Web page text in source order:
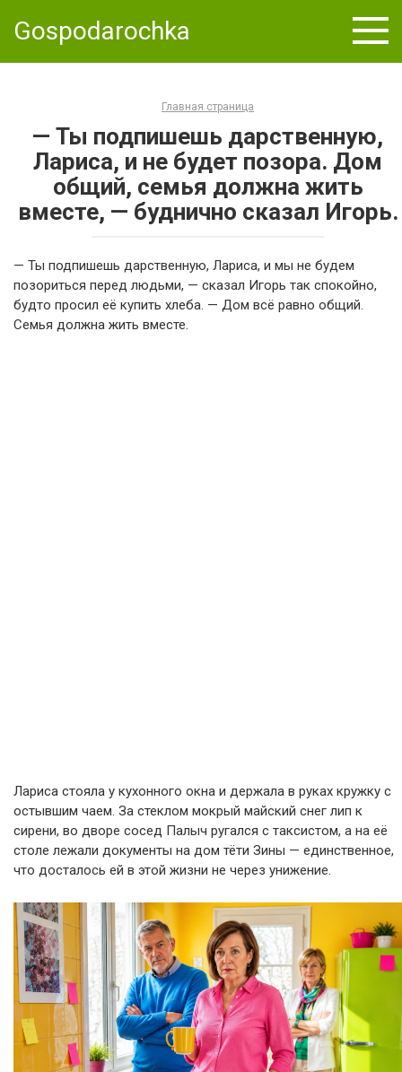
Gospodarochka
Главная страница
— Ты подпишешь дарственную,
Лариса, и не будет позора. Дом
общий, семья должна жить
вместе, — буднично сказал Игорь.
— Ты подпишешь дарственную, Лариса, и мы не будем
позориться перед людьми, — сказал Игорь так спокойно,
будто просил её купить хлеба. — Дом всё равно общий.
Семья должна жить вместе.
Лариса стояла у кухонного окна и держала в руках кружку с
остывшим чаем. За стеклом мокрый майский снег лип к
сирени, во дворе сосед Палыч ругался с таксистом, а на её
столе лежали документы на дом тёти Зины — единственное,
что досталось ей в этой жизни не через унижение.